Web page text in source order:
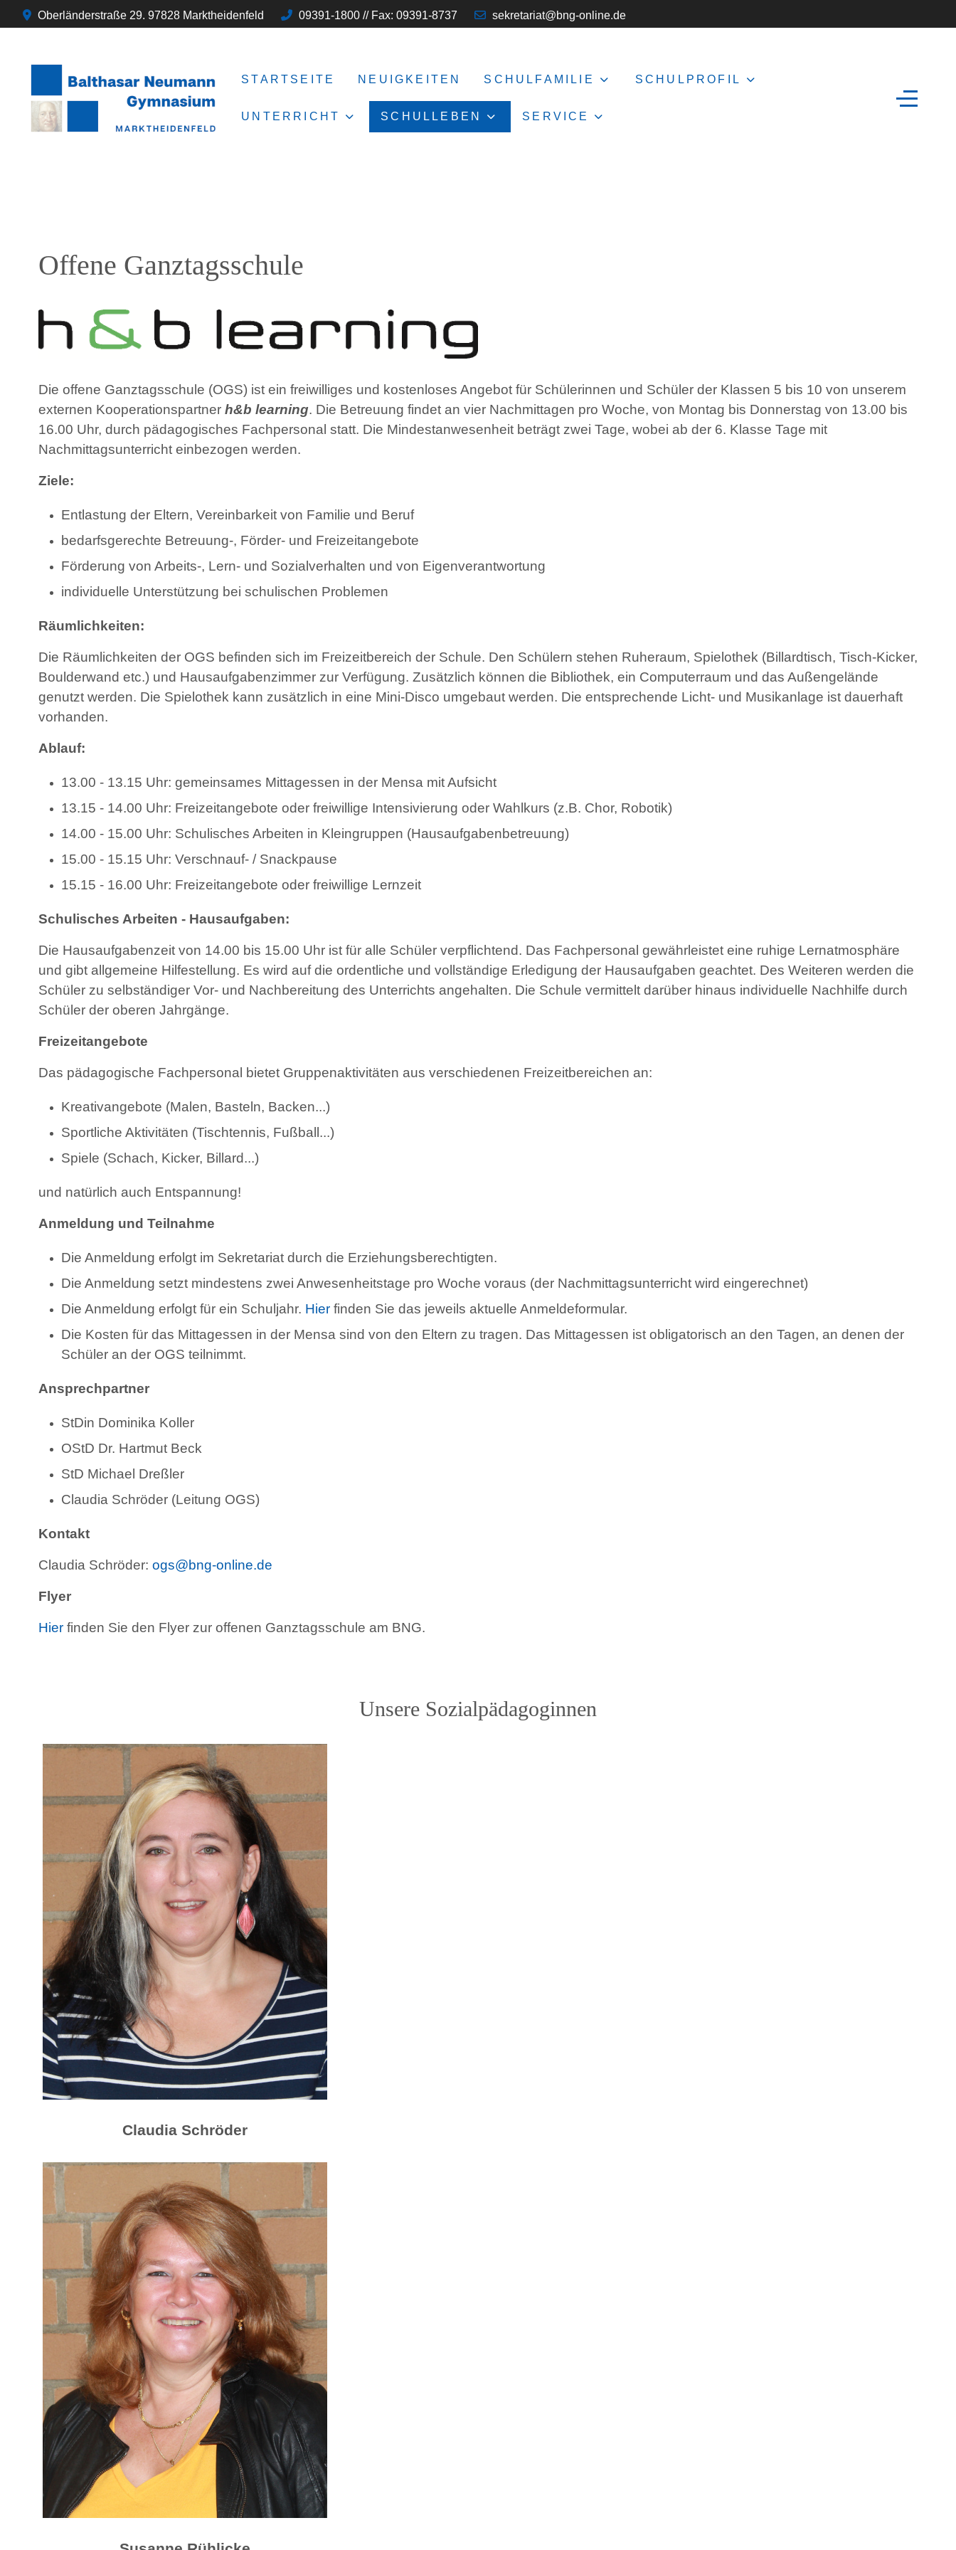
Oberländerstraße 29. 97828 Marktheidenfeld 09391-1800 // Fax: 09391-8737 sekretariat@bng-online.de
STARTSEITE NEUIGKEITEN SCHULFAMILIE SCHULPROFIL
UNTERRICHT SCHULLEBEN SERVICE
Offene Ganztagsschule
Die offene Ganztagsschule (OGS) ist ein freiwilliges und kostenloses Angebot für Schülerinnen und Schüler der Klassen 5 bis 10 von unserem
externen Kooperationspartner h&b learning. Die Betreuung findet an vier Nachmittagen pro Woche, von Montag bis Donnerstag von 13.00 bis
16.00 Uhr, durch pädagogisches Fachpersonal statt. Die Mindestanwesenheit beträgt zwei Tage, wobei ab der 6. Klasse Tage mit
Nachmittagsunterricht einbezogen werden.
Ziele:
Entlastung der Eltern, Vereinbarkeit von Familie und Beruf
bedarfsgerechte Betreuung-, Förder- und Freizeitangebote
Förderung von Arbeits-, Lern- und Sozialverhalten und von Eigenverantwortung
individuelle Unterstützung bei schulischen Problemen
Räumlichkeiten:
Die Räumlichkeiten der OGS befinden sich im Freizeitbereich der Schule. Den Schülern stehen Ruheraum, Spielothek (Billardtisch, Tisch-Kicker,
Boulderwand etc.) und Hausaufgabenzimmer zur Verfügung. Zusätzlich können die Bibliothek, ein Computerraum und das Außengelände
genutzt werden. Die Spielothek kann zusätzlich in eine Mini-Disco umgebaut werden. Die entsprechende Licht- und Musikanlage ist dauerhaft
vorhanden.
Ablauf:
13.00 - 13.15 Uhr: gemeinsames Mittagessen in der Mensa mit Aufsicht
13.15 - 14.00 Uhr: Freizeitangebote oder freiwillige Intensivierung oder Wahlkurs (z.B. Chor, Robotik)
14.00 - 15.00 Uhr: Schulisches Arbeiten in Kleingruppen (Hausaufgabenbetreuung)
15.00 - 15.15 Uhr: Verschnauf- / Snackpause
15.15 - 16.00 Uhr: Freizeitangebote oder freiwillige Lernzeit
Schulisches Arbeiten - Hausaufgaben:
Die Hausaufgabenzeit von 14.00 bis 15.00 Uhr ist für alle Schüler verpflichtend. Das Fachpersonal gewährleistet eine ruhige Lernatmosphäre
und gibt allgemeine Hilfestellung. Es wird auf die ordentliche und vollständige Erledigung der Hausaufgaben geachtet. Des Weiteren werden die
Schüler zu selbständiger Vor- und Nachbereitung des Unterrichts angehalten. Die Schule vermittelt darüber hinaus individuelle Nachhilfe durch
Schüler der oberen Jahrgänge.
Freizeitangebote
Das pädagogische Fachpersonal bietet Gruppenaktivitäten aus verschiedenen Freizeitbereichen an:
Kreativangebote (Malen, Basteln, Backen...)
Sportliche Aktivitäten (Tischtennis, Fußball...)
Spiele (Schach, Kicker, Billard...)
und natürlich auch Entspannung!
Anmeldung und Teilnahme
Die Anmeldung erfolgt im Sekretariat durch die Erziehungsberechtigten.
Die Anmeldung setzt mindestens zwei Anwesenheitstage pro Woche voraus (der Nachmittagsunterricht wird eingerechnet)
Die Anmeldung erfolgt für ein Schuljahr. Hierfinden Sie das jeweils aktuelle Anmeldeformular.
Die Kosten für das Mittagessen in der Mensa sind von den Eltern zu tragen. Das Mittagessen ist obligatorisch an den Tagen, an denen der
Schüler an der OGS teilnimmt.
Ansprechpartner
StDin Dominika Koller
OStD Dr. Hartmut Beck
StD Michael Dreßler
Claudia Schröder (Leitung OGS)
Kontakt
Claudia Schröder: ogs@bng-online.de
Flyer
Hierfinden Sie den Flyer zur offenen Ganztagsschule am BNG.
Unsere Sozialpädagoginnen
Claudia Schröder